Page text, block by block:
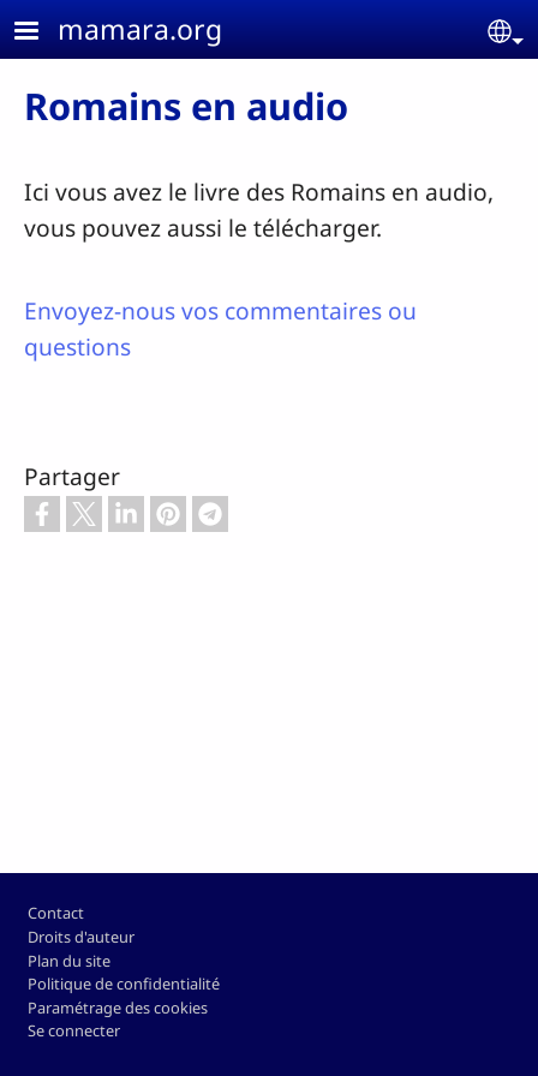
Aller au contenu principal
mamara.org
Romains en audio
Ici vous avez le livre des Romains en audio,
vous pouvez aussi le télécharger.
Envoyez-nous vos commentaires ou
questions
Partager
Pied de page
Contact
Droits d'auteur
Plan du site
Politique de confidentialité
Paramétrage des cookies
Se connecter